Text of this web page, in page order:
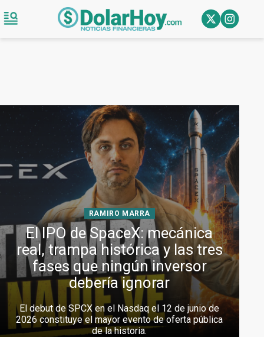
RAMIRO MARRA
El IPO de SpaceX: mecánica
real, trampa histórica y las tres
fases que ningún inversor
debería ignorar
El debut de SPCX en el Nasdaq el 12 de junio de
2026 constituye el mayor evento de oferta pública
de la historia.